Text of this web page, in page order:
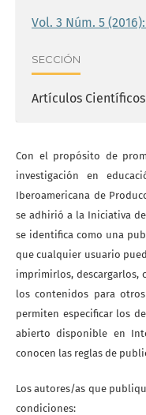
Vol. 3 Núm. 5
SECCIÓN
Artículos Científicos
Con el propósito de
investigación en
Iberoamericana de
se adhirió a la Iniciativa
se identifica como una
que cualquier usuario
imprimirlos, descargarlos,
los contenidos para otros
permiten especificar los
abierto disponible en
conocen las reglas de
Los autores/as que
condiciones: